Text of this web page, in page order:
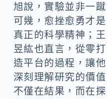
旭說，實驗並非一蹴
可幾，愈挫愈勇才是
真正的科學精神；王
昱紘也直言，從零打
造平台的過程，讓他
深刻理解研究的價值
不僅在結果，而在探